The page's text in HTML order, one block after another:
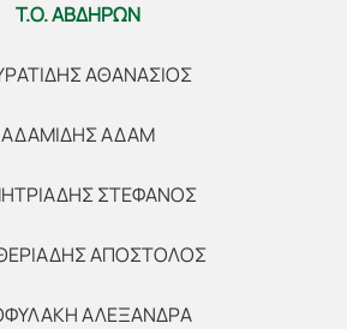
Τ.Ο. ΑΒΔΗΡΩΝ
ΑΘΑΝΑΣΙΟΣ
ΑΔΑΜΙΔΗΣ ΑΔΑΜ
ΣΤΕΦΑΝΟΣ
ΑΠΟΣΤΟΛΟΣ
ΑΛΕΞΑΝΔΡΑ